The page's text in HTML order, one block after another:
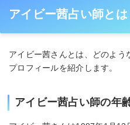
アイビー茜占い師とは
アイビー茜さんとは、どのよ
プロフィールを紹介します。
アイビー茜占い師の年